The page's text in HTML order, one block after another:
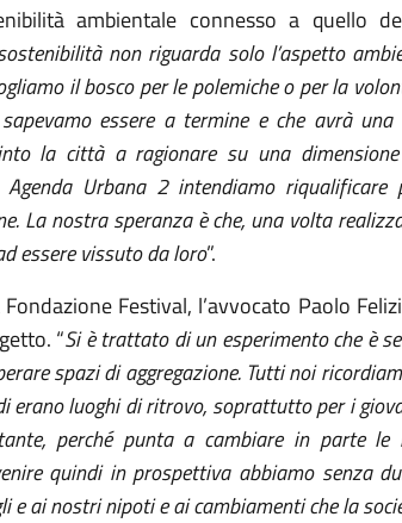
ambientale connesso a quello
non riguarda solo l’aspetto
il bosco per le polemiche o per la
essere a termine e che avrà
la città a ragionare su una
Agenda Urbana 2 intendiamo riqualificare
La nostra speranza è che, una volta
essere vissuto da loro”.
Festival, l’avvocato Paolo
“Si è trattato di un esperimento che è
spazi di aggregazione. Tutti noi
erano luoghi di ritrovo, soprattutto per i
perché punta a cambiare in parte le
quindi in prospettiva abbiamo senza
e ai nostri nipoti e ai cambiamenti che la